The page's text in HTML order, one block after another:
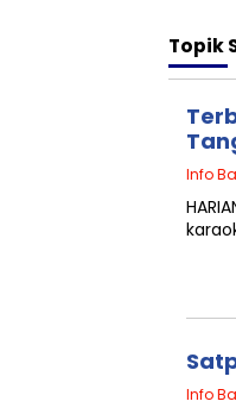
Topik
Info
Info